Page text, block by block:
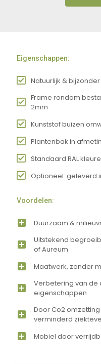
Eigenschappen:
Natuurlijk & bijzonder
Frame rondom
2mm
Kunststof buizen
Plantenbak in
Standaard RAL
Optioneel: geleverd
Voordelen:
Duurzaam &
Uitstekend
of Aureum
Maatwerk, zonder
Verbetering van
eigenschappen
Door Co2
verminderd
Mobiel door